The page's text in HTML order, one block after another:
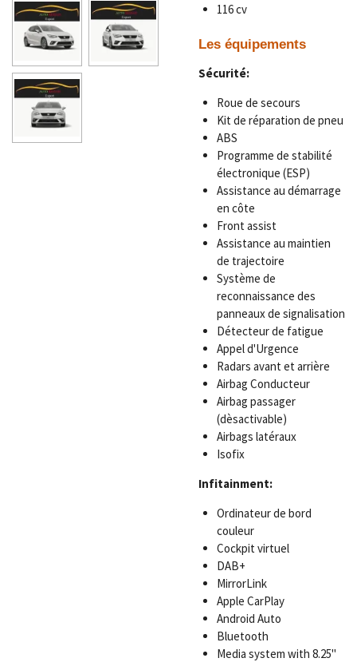
116 cv
Les équipements
Sécurité:
Roue de secours
Kit de réparation de pneu
ABS
Programme de stabilité
électronique (ESP)
Assistance au démarrage
en côte
Front assist
Assistance au maintien
de trajectoire
Système de
reconnaissance des
panneaux de signalisation
Détecteur de fatigue
Appel d'Urgence
Radars avant et arrière
Airbag Conducteur
Airbag passager
(dèsactivable)
Airbags latéraux
Isofix
Infitainment:
Ordinateur de bord
couleur
Cockpit virtuel
DAB+
MirrorLink
Apple CarPlay
Android Auto
Bluetooth
Media system with 8.25"